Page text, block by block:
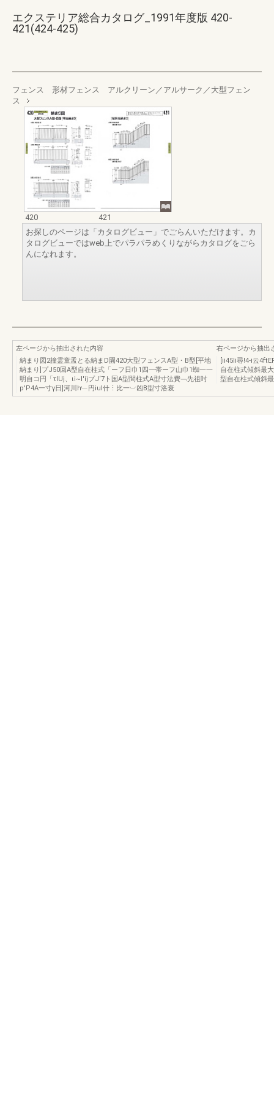
エクステリア総合カタログ_1991年度版 420-
421(424-425)
フェンス 形材フェンス アルクリーン／アルサーク／大型フェン
ス
420
421
お探しのページは「カタログビュー」でごらんいただけます。カ
タログビューではweb上でパラパラめくりながらカタログをごら
んになれます。
左ページから抽出された内容
納まり図2撞霊童孟とる納まD園420大型フェンスA型・B型[平地
納まり]プJ50回A型自在柱式「ーフ日巾1四一帯ーフ山巾1蜘一一
明自コ円「τlUj、ιi~l'ijプJ‘7ト国A型間柱式A型寸法費﹁先祖吋
p'P4A一寸γ日]河川h﹂円iul什⋮比一︺凶B型寸洛衰
右ページから抽出
[ii45li尋!4-i云
自在柱式傾斜最
型自在柱式傾斜